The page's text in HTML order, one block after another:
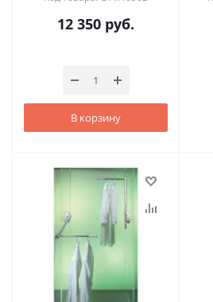
12 350 руб.
В корзину